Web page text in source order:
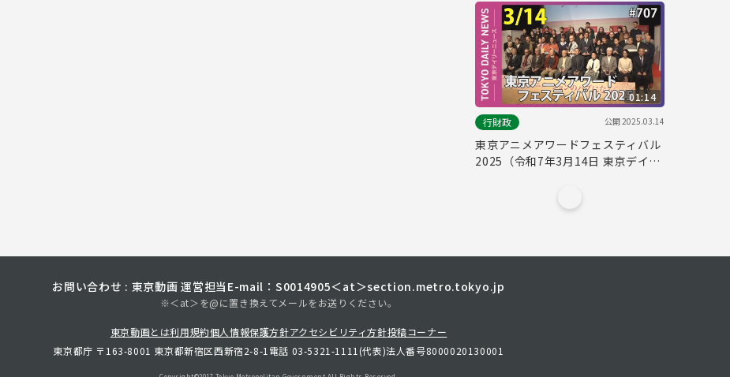
01:14
行財政
公開2025.03.14
東京アニメアワードフェスティバル
2025（令和7年3月14日 東京デイリ
お問い合わせ : 東京動画 運営担当 E-mail：S0014905＜at＞section.metro.tokyo.jp
※＜at＞を@に置き換えてメールをお送りください。
東京動画とは利用規約個人情報保護方針アクセシビリティ方針投稿コーナー
東京都庁 〒163-8001 東京都新宿区西新宿2-8-1 電話 03-5321-1111(代表)法人番号8000020130001